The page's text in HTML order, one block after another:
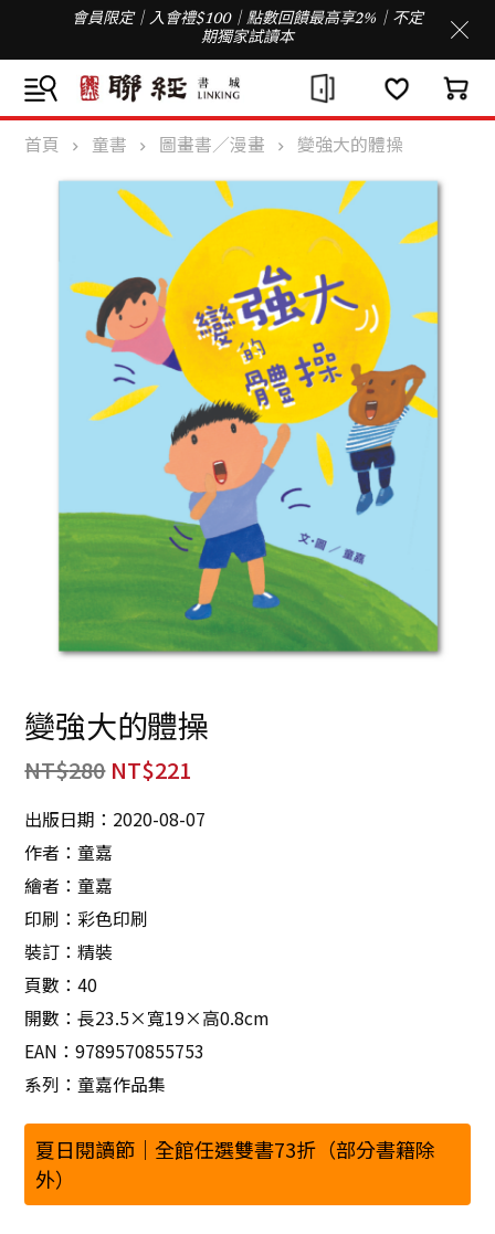
會員限定｜入會禮$100｜點數回饋最高享2%｜不定
期獨家試讀本
首頁 童書 圖畫書／漫畫 變強大的體操
變強大的體操
NT$280 NT$221
出版日期：2020-08-07
作者：童嘉
繪者：童嘉
印刷：彩色印刷
裝訂：精裝
頁數：40
開數：長23.5×寬19×高0.8cm
EAN：9789570855753
系列：童嘉作品集
夏日閱讀節｜全館任選雙書73折（部分書籍除
外）